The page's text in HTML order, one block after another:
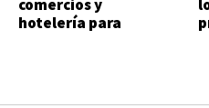
comercios y
hotelería para